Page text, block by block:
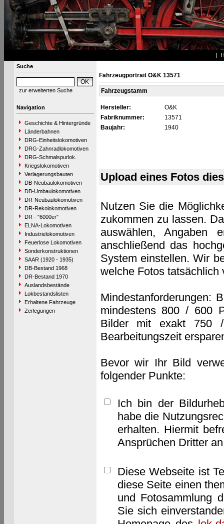
Suche
zur erweiterten Suche
Navigation
Geschichte & Hintergründe
Länderbahnen
DRG-Einheitslokomotiven
DRG-Zahnradlokomotiven
DRG-Schmalspurlok.
Kriegslokomotiven
Verlagerungsbauten
DB-Neubaulokomotiven
DB-Umbaulokomotiven
DR-Neubaulokomotiven
DR-Rekolokomotiven
DR - "6000er"
ELNA-Lokomotiven
Industrielokomotiven
Feuerlose Lokomotiven
Sonderkonstruktionen
SAAR (1920 - 1935)
DB-Bestand 1968
DR-Bestand 1970
Auslandsbestände
Lokbestandslisten
Erhaltene Fahrzeuge
Zerlegungen
Fahrzeugportrait O&K 13571
Fahrzeugstamm
Hersteller:
O&K
Fabriknummer:
13571
Baujahr:
1940
Upload eines Fotos
Nutzen Sie die
zukommen zu lassen.
auswählen, Angaben
anschließend das
System einstellen. Wir
welche Fotos tatsächlich
Mindestanforderungen:
mindestens 800 / 600
Bilder mit exakt 750
Bearbeitungszeit
Bevor wir Ihr Bild
folgender Punkte:
Ich bin der
habe die
erhalten. Hiermit
Ansprüchen Dritter
Diese Webseite ist
diese Seite einen
und Fotosammlung
Sie sich